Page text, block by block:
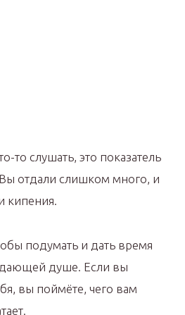
то слушать, это показатель
отдали слишком много, и
кипения.
подумать и дать время
душе. Если вы
вы поймёте, чего вам